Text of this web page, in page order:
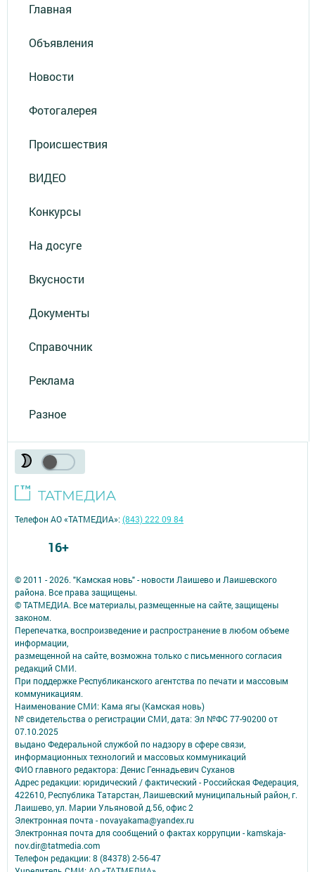
Главная
Объявления
Новости
Фотогалерея
Происшествия
ВИДЕО
Конкурсы
На досуге
Вкусности
Документы
Справочник
Реклама
Разное
© 2011 - 2026. "Камская новь" - новости Лаишево и Лаишевского
района. Все права защищены.
© ТАТМЕДИА. Все материалы, размещенные на сайте, защищены
законом.
Перепечатка, воспроизведение и распространение в любом объеме
информации,
размещенной на сайте, возможна только с письменного согласия
редакций СМИ.
При поддержке Республиканского агентства по печати и массовым
коммуникациям.
Наименование СМИ: Кама ягы (Камская новь)
№ свидетельства о регистрации СМИ, дата: Эл №ФC 77-90200 от
07.10.2025
выдано Федеральной службой по надзору в сфере связи,
информационных технологий и массовых коммуникаций
ФИО главного редактора: Денис Геннадьевич Суханов
Адрес редакции: юридический / фактический - Российская Федерация,
422610, Республика Татарстан, Лаишевский муниципальный район, г.
Лаишево, ул. Марии Ульяновой д.56, офис 2
Электронная почта - novayakama@yandex.ru
Электронная почта для сообщений о фактах коррупции - kamskaja-
nov.dir@tatmedia.com
Телефон редакции: 8 (84378) 2-56-47
Телефон АО «ТАТМЕДИА»:(843) 222 09 84
16+